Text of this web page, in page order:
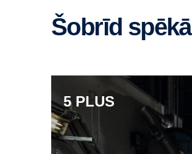
Šobrīd spēkā
5 PLUS